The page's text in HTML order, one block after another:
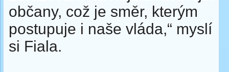
občany, což je směr, kterým
postupuje i naše vláda,“ myslí
si Fiala.